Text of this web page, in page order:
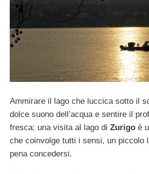
Ammirare il lago che luccica sotto il
dolce suono dell’acqua e sentire il
fresca: una visita al lago di Zurigo è
che coinvolge tutti i sensi, un piccolo
pena concedersi.